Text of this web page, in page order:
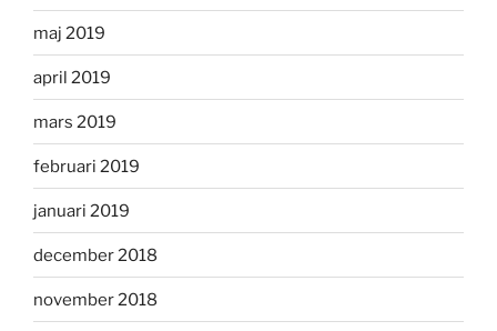
maj 2019
april 2019
mars 2019
februari 2019
januari 2019
december 2018
november 2018